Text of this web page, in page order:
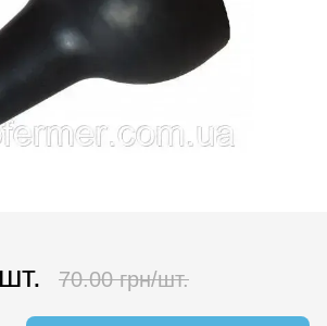
70.00 грн/шт.